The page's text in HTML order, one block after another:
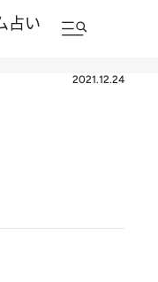
占い
2021.12.24